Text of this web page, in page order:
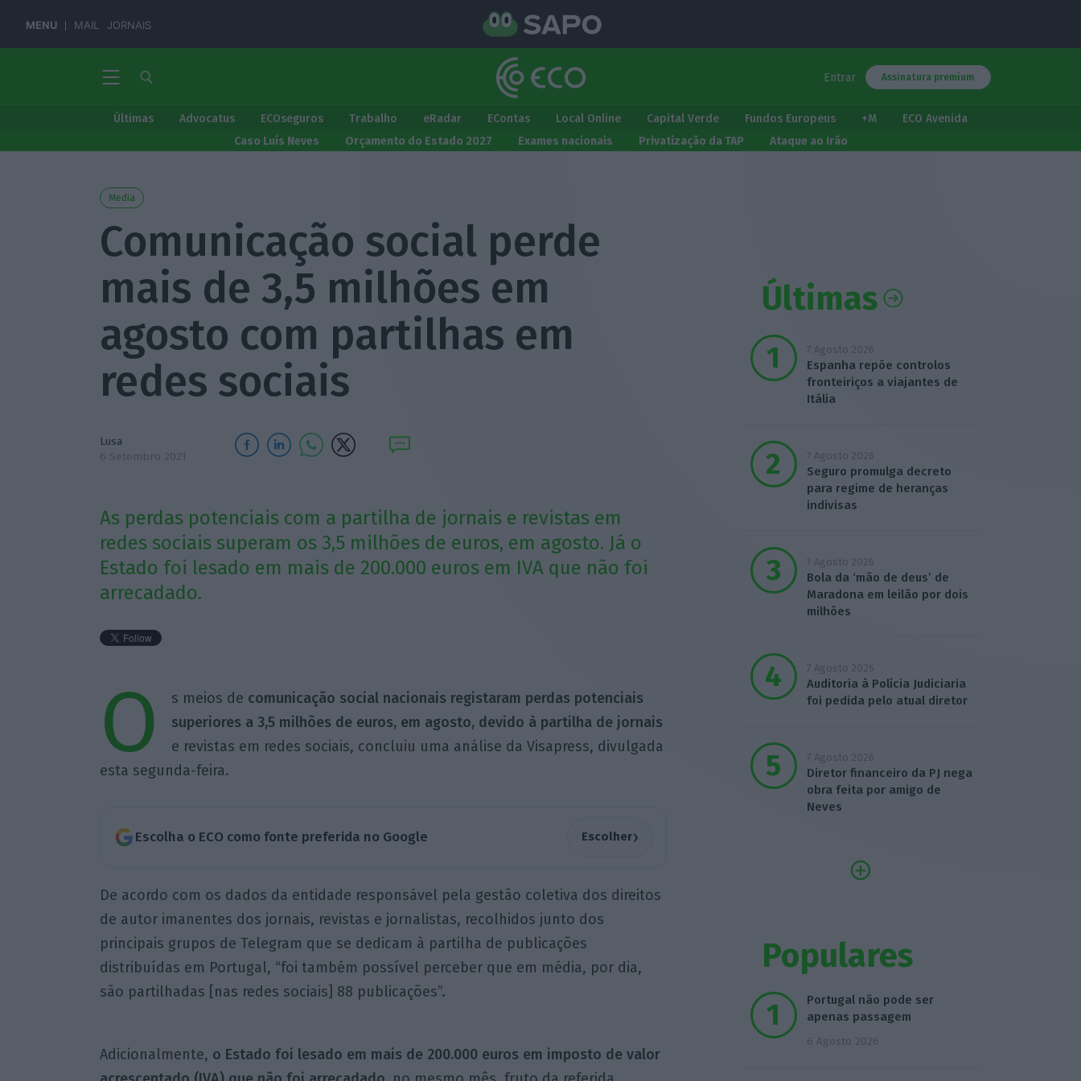
MENU MAIL JORNAIS
Entrar Assinatura premium
Últimas Advocatus ECOseguros Trabalho eRadar EContas Local Online Capital Verde Fundos Europeus +M
ECO Avenida
Caso Luís Neves
Orçamento do Estado 2027 Exames nacionais Privatização da TAP Ataque ao Irão
Media
Comunicação social perde
mais de 3,5 milhões em
agosto com partilhas em
redes sociais
Lusa
6 Setembro 2021
As perdas potenciais com a partilha de jornais e revistas em
redes sociais superam os 3,5 milhões de euros, em agosto. Já o
Estado foi lesado em mais de 200.000 euros em IVA que não foi
arrecadado.
O s meios de comunicação social nacionais registaram perdas potenciais
superiores a 3,5 milhões de euros, em agosto, devido à partilha de jornais
e revistas em redes sociais, concluiu uma análise da Visapress, divulgada
esta segunda-feira.
Escolha o ECO como fonte preferida no Google Escolher›
De acordo com os dados da entidade responsável pela gestão coletiva dos direitos
de autor imanentes dos jornais, revistas e jornalistas, recolhidos junto dos
principais grupos de Telegram que se dedicam à partilha de publicações
distribuídas em Portugal, “foi também possível perceber que em média, por dia,
são partilhadas [nas redes sociais] 88 publicações”.
Adicionalmente, o Estado foi lesado em mais de 200.000 euros em imposto de valor
Últimas
7 Agosto 2026
Espanha repõe controlos
fronteiriços a viajantes de
Itália
7 Agosto 2026
Seguro promulga decreto
para regime de heranças
indivisas
7 Agosto 2026
Bola da ‘mão de deus’ de
Maradona em leilão por dois
milhões
7 Agosto 2026
Auditoria à Polícia Judiciaria
foi pedida pelo atual diretor
7 Agosto 2026
Diretor financeiro da PJ nega
obra feita por amigo de
Neves
Populares
Portugal não pode ser
apenas passagem
6 Agosto 2026